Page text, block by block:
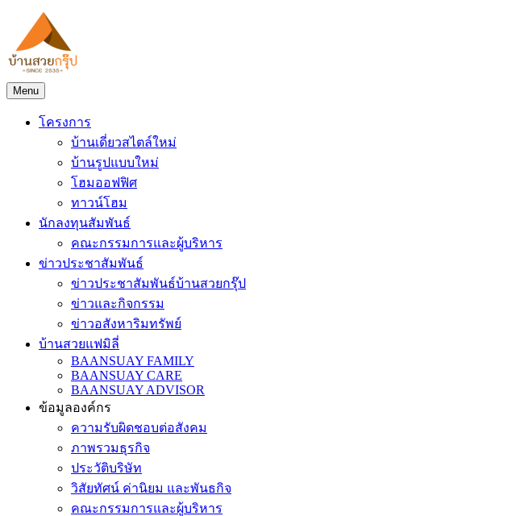
content
Menu
โครงการ
บ้านเดี่ยวสไตล์ใหม่
บ้านรูปแบบใหม่
โฮมออฟฟิศ
ทาวน์โฮม
นักลงทุนสัมพันธ์
คณะกรรมการและผู้บริหาร
ข่าวประชาสัมพันธ์
ข่าวประชาสัมพันธ์บ้านสวยกรุ๊ป
ข่าวและกิจกรรม
ข่าวอสังหาริมทรัพย์
บ้านสวยแฟมิลี่
BAANSUAY FAMILY
BAANSUAY CARE
BAANSUAY ADVISOR
ข้อมูลองค์กร
ความรับผิดชอบต่อสังคม
ภาพรวมธุรกิจ
ประวัติบริษัท
วิสัยทัศน์ ค่านิยม และพันธกิจ
คณะกรรมการและผู้บริหาร